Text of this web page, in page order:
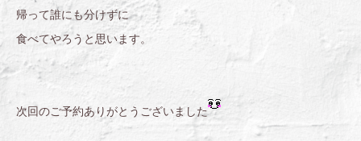
帰って誰にも分けずに
食べてやろうと思います。
次回のご予約ありがとうございました